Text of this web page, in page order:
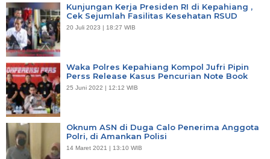
Kunjungan Kerja Presiden RI di Kepahiang ,
Cek Sejumlah Fasilitas Kesehatan RSUD
20 Juli 2023 | 18:27 WIB
Waka Polres Kepahiang Kompol Jufri Pipin
Perss Release Kasus Pencurian Note Book
25 Juni 2022 | 12:12 WIB
Oknum ASN di Duga Calo Penerima Anggota
Polri, di Amankan Polisi
14 Maret 2021 | 13:10 WIB